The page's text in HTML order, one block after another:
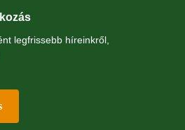
legfrissebb híreinkről,